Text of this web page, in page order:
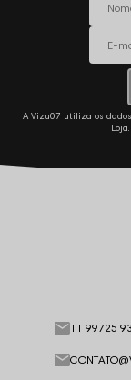
A Vizu07 utiliza os
11 99725